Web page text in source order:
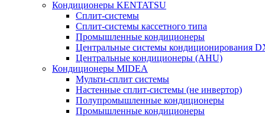
Кондиционеры KENTATSU
Сплит-системы
Сплит-системы кассетного типа
Промышленные кондиционеры
Центральные системы кондиционирования
Центральные кондиционеры (AHU)
Кондиционеры MIDEA
Мульти-сплит системы
Настенные сплит-системы (не инвертор)
Полупромышленные кондиционеры
Промышленные кондиционеры